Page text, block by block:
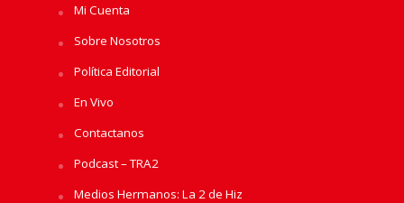
Mi Cuenta
Sobre Nosotros
Política Editorial
En Vivo
Contactanos
Podcast – TRA2
Medios Hermanos: La 2 de Hiz